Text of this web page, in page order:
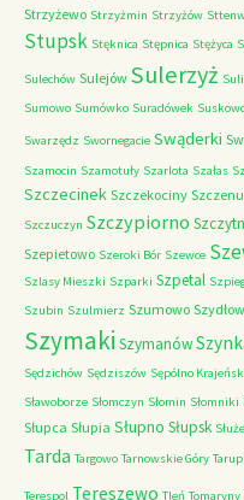
Strzyżewo Strzyżmin Strzyżów
Stupsk Stęknica Stępnica Stężyca
Sulechów Sulejów Sulerzyż
Sumowo Sumówko Suradówek
Swarzędz Swornegacie Swąderki
Szamocin Szamotuły Szarlota Szałas
Szczecinek Szczekociny
Szczuczyn Szczypiorno
Szepietowo Szeroki Bór Szewce
Szlasy Mieszki Szparki Szpetal
Szubin Szulmierz Szumowo
Szymaki Szymanów
Sędzichów Sędziszów Sępólno
Sławoborze Słomczyn Słomin Słomniki
Słupca Słupia Słupno Słupsk
Tarda Targowo Tarnowskie Góry Tarup
Terespol Tereszewo Tleń Tomaryny